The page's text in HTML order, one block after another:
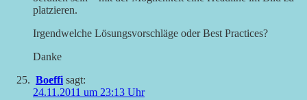
platzieren.
Irgendwelche Lösungsvorschläge oder Best Practices?
Danke
Boeffi sagt:
24.11.2011 um 23:13 Uhr